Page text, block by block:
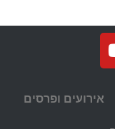
אירועים ופרסים